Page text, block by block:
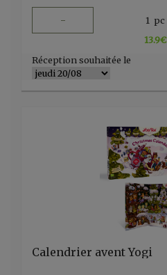
- 1 pc
13.9€
Réception souhaitée le
Calendrier avent Yogi